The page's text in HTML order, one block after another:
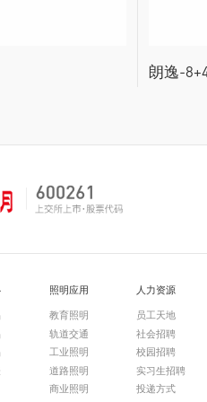
朗逸-
照明应用
教育照明
轨道交通
工业照明
道路照明
商业照明
人力资源
员工天地
社会招聘
校园招聘
实习生招聘
投递方式